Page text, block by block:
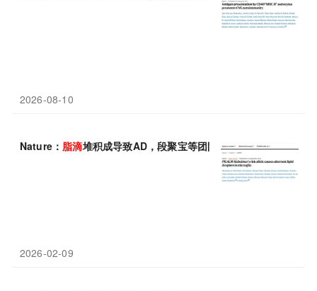
2026-08-10
Nature： 脂滴堆积成导致AD，段聚宝等团队锁定PICALM风险等
2026-02-09